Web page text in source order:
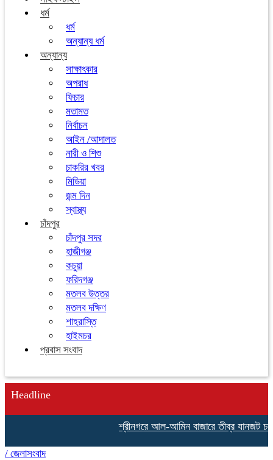
ধর্ম
ধর্ম
অন্যান্য ধর্ম
অন্যান্য
সাক্ষাৎকার
অপরাধ
ফিচার
মতামত
নির্বাচন
আইন /আদালত
নারী ও শিশু
চাকরির খবর
মিডিয়া
জন্ম দিন
স্বাস্থ্য
চাঁদপুর
চাঁদপুর সদর
হাজীগঞ্জ
কচুয়া
ফরিদগঞ্জ
মতলব উত্তর
মতলব দক্ষিণ
শাহরাস্তি
হাইমচর
প্রবাস সংবাদ
Headline
শ্রীনগরে আল-আমিন বাজারে তীব্র যানজট চরম
/ জেলাসংবাদ